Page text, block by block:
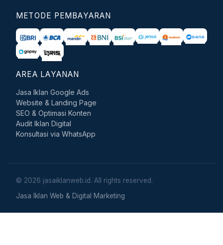
METODE PEMBAYARAN
AREA LAYANAN
Jasa Iklan Google Ads
Website & Landing Page
SEO & Optimasi Konten
Audit Iklan Digital
Konsultasi via WhatsApp
© 2026 jasaiklanweb.id. All rights reserved.
Jasa Iklan Web & Digital Marketing